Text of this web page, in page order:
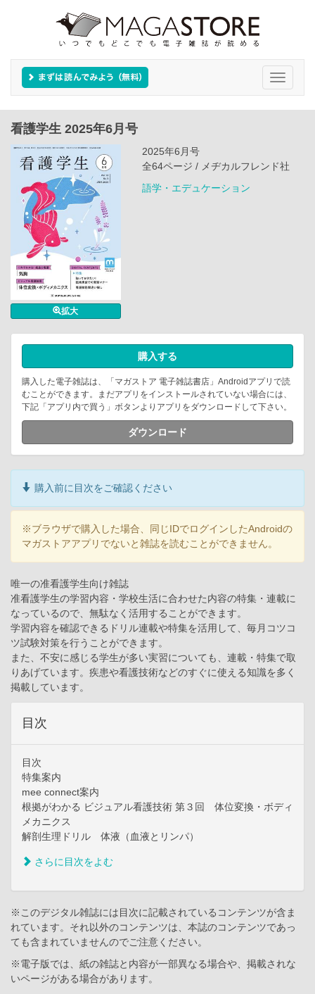
Toggle
看護学生 2025年6月号
拡大
2025年6月号
全64ページ / メヂカルフレンド社
語学・エデュケーション
購入する
購入した電子雑誌は、「マガストア 電子雑誌書店」Androidアプリで読
むことができます。まだアプリをインストールされていない場合には、
下記「アプリ内で買う」ボタンよりアプリをダウンロードして下さい。
ダウンロード
購入前に目次をご確認ください
※ブラウザで購入した場合、同じIDでログインしたAndroidの
マガストアアプリでないと雑誌を読むことができません。
唯一の准看護学生向け雑誌
准看護学生の学習内容・学校生活に合わせた内容の特集・連載に
なっているので、無駄なく活用することができます。
学習内容を確認できるドリル連載や特集を活用して、毎月コツコ
ツ試験対策を行うことができます。
また、不安に感じる学生が多い実習についても、連載・特集で取
りあげています。疾患や看護技術などのすぐに使える知識を多く
掲載しています。
目次
目次
特集案内
mee connect案内
根拠がわかる ビジュアル看護技術 第３回 体位変換・ボディ
メカニクス
解剖生理ドリル 体液（血液とリンパ）
さらに目次をよむ
※このデジタル雑誌には目次に記載されているコンテンツが含ま
れています。それ以外のコンテンツは、本誌のコンテンツであっ
ても含まれていませんのでご注意ください。
※電子版では、紙の雑誌と内容が一部異なる場合や、掲載されな
いページがある場合があります。